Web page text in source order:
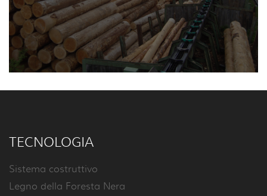
TECNOLOGIA
Sistema costruttivo
Legno della Foresta Nera